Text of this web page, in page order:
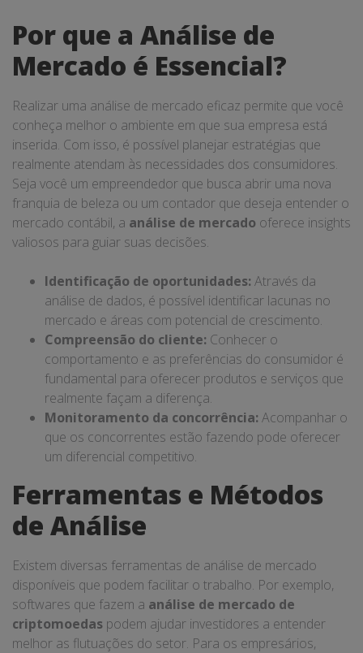
Por que a Análise de
Mercado é Essencial?
Realizar uma análise de mercado eficaz permite que você
conheça melhor o ambiente em que sua empresa está
inserida. Com isso, é possível planejar estratégias que
realmente atendam às necessidades dos consumidores.
Seja você um empreendedor que busca abrir uma nova
franquia de beleza ou um contador que deseja entender o
mercado contábil, a análise de mercado oferece insights
valiosos para guiar suas decisões.
Identificação de oportunidades: Através da
análise de dados, é possível identificar lacunas no
mercado e áreas com potencial de crescimento.
Compreensão do cliente: Conhecer o
comportamento e as preferências do consumidor é
fundamental para oferecer produtos e serviços que
realmente façam a diferença.
Monitoramento da concorrência: Acompanhar o
que os concorrentes estão fazendo pode oferecer
um diferencial competitivo.
Ferramentas e Métodos
de Análise
Existem diversas ferramentas de análise de mercado
disponíveis que podem facilitar o trabalho. Por exemplo,
softwares que fazem a análise de mercado de
criptomoedas podem ajudar investidores a entender
melhor as flutuações do setor. Para os empresários,